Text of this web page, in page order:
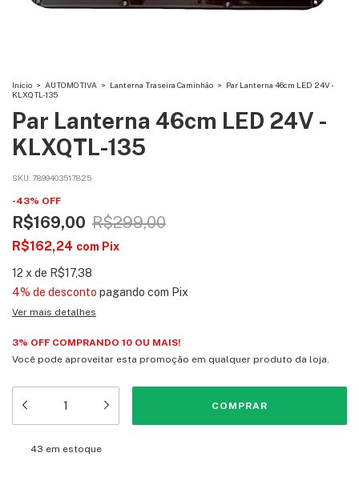
Início > AUTOMOTIVA > Lanterna Traseira Caminhão > Par Lanterna 46cm LED 24V -
KLXQTL-135
Par Lanterna 46cm LED 24V -
KLXQTL-135
SKU: 7899403517825
-43% OFF
R$169,00 R$299,00
R$162,24 com Pix
12 x de R$17,38
4% de desconto pagando com Pix
Ver mais detalhes
3% OFF COMPRANDO 10 OU MAIS!
Você pode aproveitar esta promoção em qualquer produto da loja.
43 em estoque